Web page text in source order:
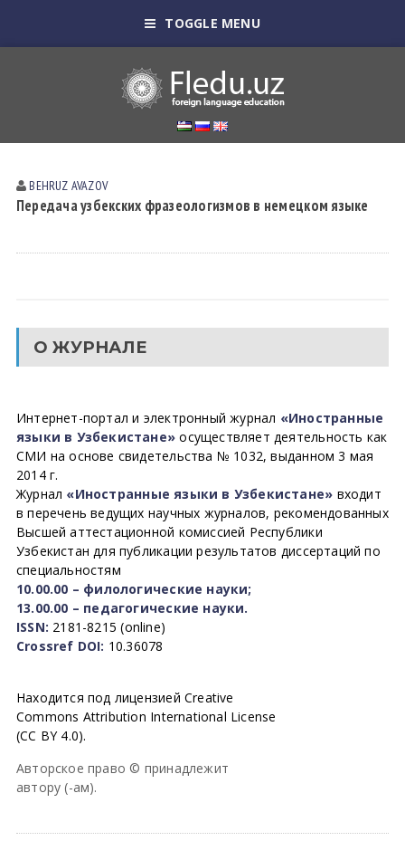
TOGGLE MENU
BEHRUZ AVAZOV
Передача узбекских фразеологизмов в немецком языке
О ЖУРНАЛЕ
Интернет-портал и электронный журнал «Иностранные
языки в Узбекистане» осуществляет деятельность как
СМИ на основе свидетельства № 1032, выданном 3 мая
2014 г.
Журнал «Иностранные языки в Узбекистане» входит
в перечень ведущих научных журналов, рекомендованных
Высшей аттестационной комиссией Республики
Узбекистан для публикации результатов диссертаций по
специальностям
10.00.00 – филологические науки;
13.00.00 – педагогические науки.
ISSN: 2181-8215 (online)
Crossref DOI: 10.36078
Находится под лицензией Creative
Commons Attribution International License
(CC BY 4.0).
Авторское право © принадлежит
автору (-ам).